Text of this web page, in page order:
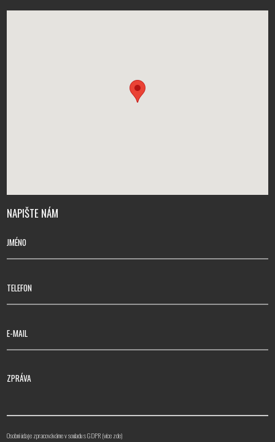
NAPIŠTE NÁM
JMÉNO
TELEFON
E-MAIL
ZPRÁVA
Osobní údaje zpracováváme v souladu s GDPR (více zde)